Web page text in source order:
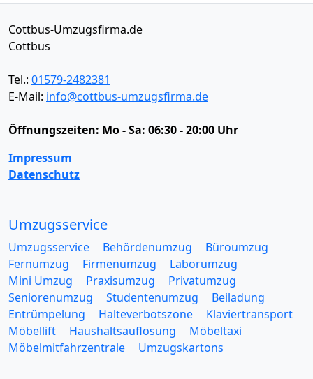
Cottbus-Umzugsfirma.de
Cottbus
Tel.: 01579-2482381
E-Mail: info@cottbus-umzugsfirma.de
Öffnungszeiten: Mo - Sa: 06:30 - 20:00 Uhr
Impressum
Datenschutz
Umzugsservice
Umzugsservice Behördenumzug
Büroumzug
Fernumzug
Firmenumzug
Laborumzug
Mini Umzug
Praxisumzug
Privatumzug
Seniorenumzug
Studentenumzug
Beiladung
Entrümpelung
Halteverbotszone
Klaviertransport
Möbellift
Haushaltsauflösung
Möbeltaxi
Möbelmitfahrzentrale
Umzugskartons